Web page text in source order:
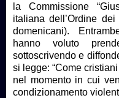
la Commissione
italiana dell’Ordine
domenicani).
hanno voluto
sottoscrivendo e
si legge: “Come
nel momento in cui
condizionamento